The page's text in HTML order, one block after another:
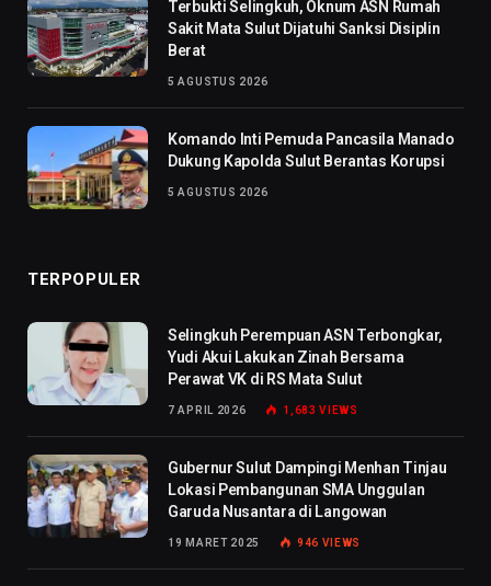
Terbukti Selingkuh, Oknum ASN Rumah
Sakit Mata Sulut Dijatuhi Sanksi Disiplin
Berat
5 AGUSTUS 2026
Komando Inti Pemuda Pancasila Manado
Dukung Kapolda Sulut Berantas Korupsi
5 AGUSTUS 2026
TERPOPULER
Selingkuh Perempuan ASN Terbongkar,
Yudi Akui Lakukan Zinah Bersama
Perawat VK di RS Mata Sulut
7 APRIL 2026 1,683VIEWS
Gubernur Sulut Dampingi Menhan Tinjau
Lokasi Pembangunan SMA Unggulan
Garuda Nusantara di Langowan
19 MARET 2025 946 VIEWS